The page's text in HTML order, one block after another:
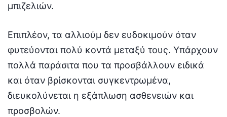
μπιζελιών.
Επιπλέον, τα αλλιούμ δεν ευδοκιμούν όταν
φυτεύονται πολύ κοντά μεταξύ τους. Υπάρχουν
πολλά παράσιτα που τα προσβάλλουν ειδικά
και όταν βρίσκονται συγκεντρωμένα,
διευκολύνεται η εξάπλωση ασθενειών και
προσβολών.